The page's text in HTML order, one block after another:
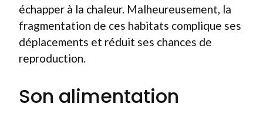
échapper à la chaleur. Malheureusement, la
fragmentation de ces habitats complique ses
déplacements et réduit ses chances de
reproduction.
Son alimentation